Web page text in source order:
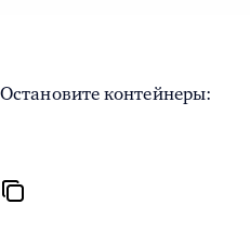
Остановите контейнеры: